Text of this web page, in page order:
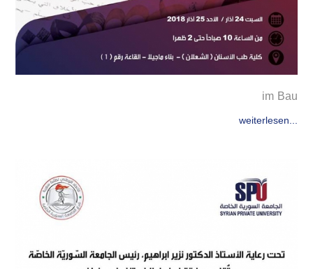
im Bau
weiterlesen...